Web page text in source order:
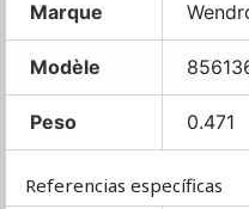
Marque
Modèle
Peso 0.471
Referencias específicas